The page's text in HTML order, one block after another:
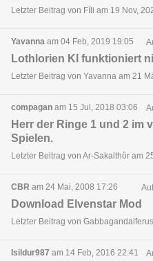
Letzter Beitrag von Fíli am 19 Nov,
Yavanna am 04 Feb, 2019 19:05
Lothlorien KI funktioniert
Letzter Beitrag von Yavanna am 21
compagan am 15 Jul, 2018 03:06
Herr der Ringe 1 und 2 im
Spielen.
Letzter Beitrag von Ar-Sakalthôr am
CBR am 24 Mai, 2008 17:26
Download Elvenstar Mod
Letzter Beitrag von
Isildur987 am 14 Feb, 2016 22:41